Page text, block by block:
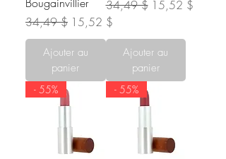
Prix original
34,49 $ Prix promotionnel
15,52 $
Ajouter au
panier
Prix original
34,49 $ Prix promotionnel
15,52 $
Ajouter au
panier
- 55% - 55%